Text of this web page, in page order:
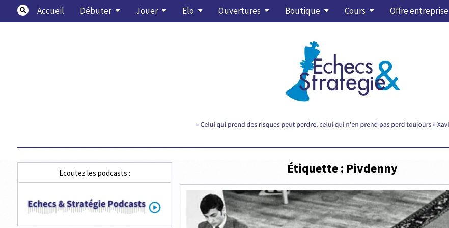
content
Accueil Débuter Jouer Elo Ouvertures Boutique Cours Offre entreprise
Étiquette : Pivdenny
Ecoutez les podcasts :